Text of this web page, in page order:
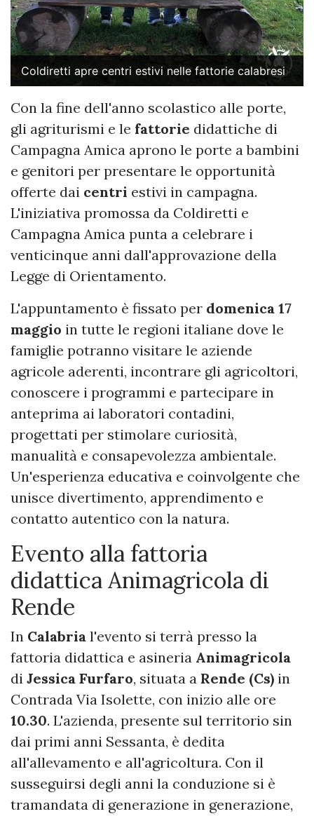
Coldiretti apre centri estivi nelle fattorie calabresi
Con la fine dell'anno scolastico alle porte,
gli agriturismi e le fattorie didattiche di
Campagna Amica aprono le porte a bambini
e genitori per presentare le opportunità
offerte dai centri estivi in campagna.
L'iniziativa promossa da Coldiretti e
Campagna Amica punta a celebrare i
venticinque anni dall'approvazione della
Legge di Orientamento.
L'appuntamento è fissato per domenica 17
maggio in tutte le regioni italiane dove le
famiglie potranno visitare le aziende
agricole aderenti, incontrare gli agricoltori,
conoscere i programmi e partecipare in
anteprima ai laboratori contadini,
progettati per stimolare curiosità,
manualità e consapevolezza ambientale.
Un'esperienza educativa e coinvolgente che
unisce divertimento, apprendimento e
contatto autentico con la natura.
Evento alla fattoria
didattica Animagricola di
Rende
In Calabria l'evento si terrà presso la
fattoria didattica e asineria Animagricola
di Jessica Furfaro, situata a Rende (Cs) in
Contrada Via Isolette, con inizio alle ore
10.30. L'azienda, presente sul territorio sin
dai primi anni Sessanta, è dedita
all'allevamento e all'agricoltura. Con il
susseguirsi degli anni la conduzione si è
tramandata di generazione in generazione,